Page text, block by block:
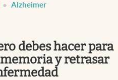
Alzheimer
debes hacer para
y retrasar